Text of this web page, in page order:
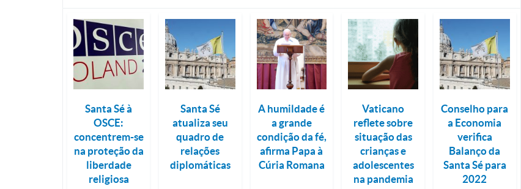
Santa Sé à
OSCE:
concentrem-se
na proteção da
liberdade
religiosa
Santa Sé
atualiza seu
quadro de
relações
diplomáticas
A humildade é
a grande
condição da fé,
afirma Papa à
Cúria Romana
Vaticano
reflete sobre
situação das
crianças e
adolescentes
na pandemia
Conselho para
a Economia
verifica
Balanço da
Santa Sé para
2022